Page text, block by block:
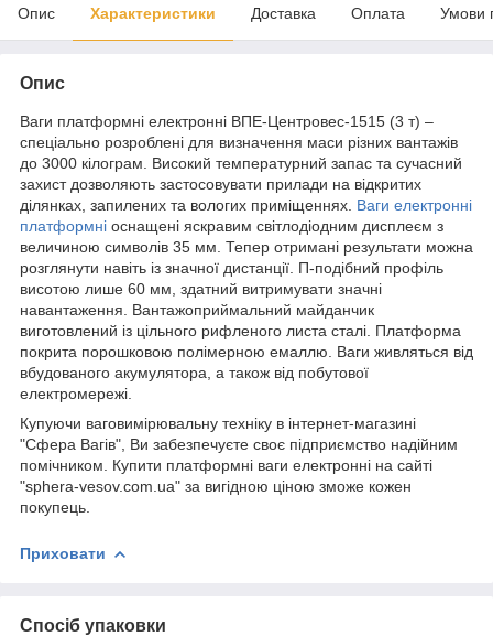
Опис Характеристики Доставка Оплата Умови
Опис
Ваги платформні електронні ВПЕ-Центровес-1515 (3 т) –
спеціально розроблені для визначення маси різних вантажів
до 3000 кілограм. Високий температурний запас та сучасний
захист дозволяють застосовувати прилади на відкритих
ділянках, запилених та вологих приміщеннях. Ваги електронні
платформні оснащені яскравим світлодіодним дисплеєм з
величиною символів 35 мм. Тепер отримані результати можна
розглянути навіть із значної дистанції. П-подібний профіль
висотою лише 60 мм, здатний витримувати значні
навантаження. Вантажоприймальний майданчик
виготовлений із цільного рифленого листа сталі. Платформа
покрита порошковою полімерною емаллю. Ваги живляться від
вбудованого акумулятора, а також від побутової
електромережі.
Купуючи ваговимірювальну техніку в інтернет-магазині
"Сфера Вагів", Ви забезпечуєте своє підприємство надійним
помічником. Купити платформні ваги електронні на сайті
"sphera-vesov.com.ua" за вигідною ціною зможе кожен
покупець.
Приховати
Спосіб упаковки